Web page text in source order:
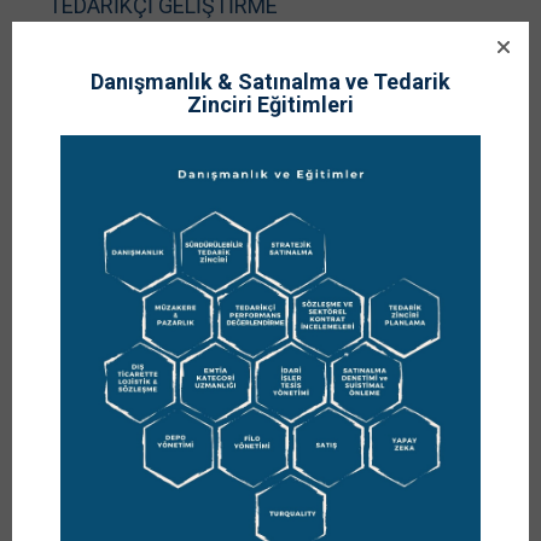
TEDARİKÇİ GELİŞTİRME
Yayınevi:http://www.betayayincilik.com/,Beta
Yayın No: 2555, İşletme-Ekonomi: 523,
Kitap Temini:
Beta Basım Yayın Dağıtım Narlıbahçe Sokak No:11
Cağaloğlu/İSTANBUL
TÜRKİYE
0 (212) 511 54 32 – 0 (212) 519 01 77
0 (212) 513 87 05 – 0 (212) 511 36 50
bilgi@betayayincilik.com;betakitap@betakitap.com
Danışmanlık & Satınalma ve Tedarik
Zinciri Eğitimleri